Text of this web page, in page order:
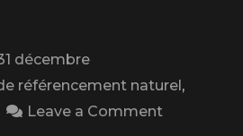
décembre
référencement naturel,
Leave a Comment